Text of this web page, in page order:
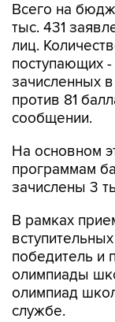
Всего на
тыс. 431
лиц.
поступающих
зачисленных
против 81
сообщении.
На основном
программам
зачислены 3
В рамках
победитель и
олимпиады
олимпиад
службе.